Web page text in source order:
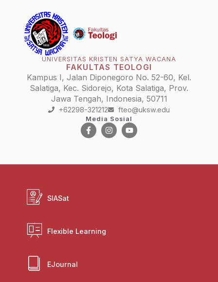
UNIVERSITAS KRISTEN SATYA WACANA
FAKULTAS TEOLOGI
Kampus I, Jalan Diponegoro No. 52-60, Kel.
Salatiga, Kec. Sidorejo, Kota Salatiga, Prov.
Jawa Tengah, Indonesia, 50711
+62298-321212 fteo@uksw.edu
Media Sosial
SIASat
Flexible Learning
EJournal